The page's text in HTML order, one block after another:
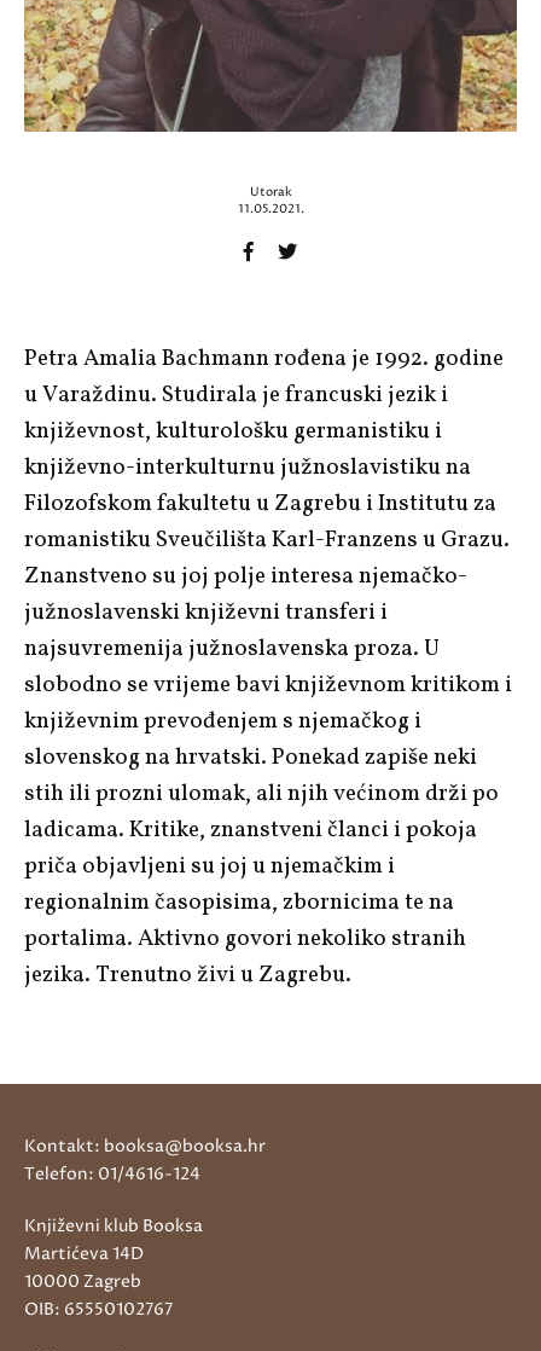
Utorak
11.05.2021.
Petra Amalia Bachmann rođena je 1992. godine
u Varaždinu. Studirala je francuski jezik i
književnost, kulturološku germanistiku i
književno-interkulturnu južnoslavistiku na
Filozofskom fakultetu u Zagrebu i Institutu za
romanistiku Sveučilišta Karl-Franzens u Grazu.
Znanstveno su joj polje interesa njemačko-
južnoslavenski književni transferi i
najsuvremenija južnoslavenska proza. U
slobodno se vrijeme bavi književnom kritikom i
književnim prevođenjem s njemačkog i
slovenskog na hrvatski. Ponekad zapiše neki
stih ili prozni ulomak, ali njih većinom drži po
ladicama. Kritike, znanstveni članci i pokoja
priča objavljeni su joj u njemačkim i
regionalnim časopisima, zbornicima te na
portalima. Aktivno govori nekoliko stranih
jezika. Trenutno živi u Zagrebu.
Kontakt: booksa@booksa.hr
Telefon: 01/4616-124
Književni klub Booksa
Martićeva 14D
10000 Zagreb
OIB: 65550102767